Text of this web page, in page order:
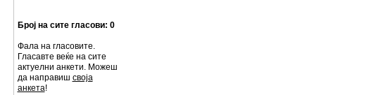
Број на сите гласови: 0
Фала на гласовите.
Гласавте веќе на сите
актуелни анкети. Можеш
да направиш своја
анкета!